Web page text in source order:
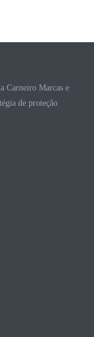
Carneiro Marcas e
de proteção